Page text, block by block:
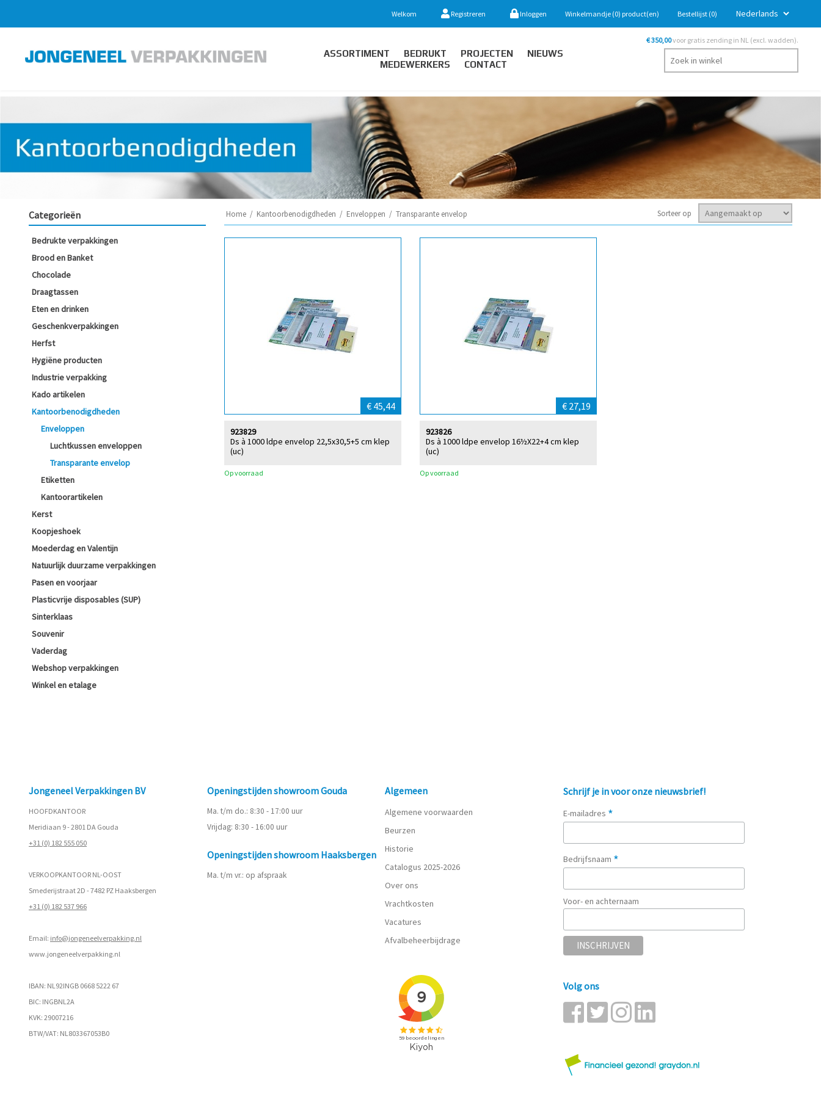
Welkom Registreren Inloggen Winkelmandje (0) product(en) Bestellijst (0)
ASSORTIMENT BEDRUKT PROJECTEN
NIEUWS
MEDEWERKERS
CONTACT
€ 350,00voor gratis zending in NL (excl. wadden).
Categorieën
Bedrukte verpakkingen
Brood en Banket
Chocolade
Draagtassen
Eten en drinken
Geschenkverpakkingen
Herfst
Hygiëne producten
Industrie verpakking
Kado artikelen
Kantoorbenodigdheden
Enveloppen
Luchtkussen enveloppen
Transparante envelop
Etiketten
Kantoorartikelen
Kerst
Koopjeshoek
Moederdag en Valentijn
Natuurlijk duurzame verpakkingen
Pasen en voorjaar
Plasticvrije disposables (SUP)
Sinterklaas
Souvenir
Vaderdag
Webshop verpakkingen
Winkel en etalage
Home / Kantoorbenodigdheden / Enveloppen / Transparante envelop Sorteer op
€ 45,44
Ds à 1000 ldpe envelop 22,5x30,5+5 cm klep
(uc)
923829
Op voorraad
€ 27,19
Ds à 1000 ldpe envelop 16½X22+4 cm klep
(uc)
923826
Op voorraad
Jongeneel Verpakkingen BV
HOOFDKANTOOR
Meridiaan 9 - 2801 DA Gouda
+31 (0) 182 555 050
VERKOOPKANTOOR NL-OOST
Smederijstraat 2D - 7482 PZ Haaksbergen
+31 (0) 182 537 966
Email: info@jongeneelverpakking.nl
www.jongeneelverpakking.nl
IBAN: NL92INGB 0668 5222 67
BIC: INGBNL2A
KVK: 29007216
BTW/VAT: NL803367053B0
Openingstijden showroom Gouda
Ma. t/m do.: 8:30 - 17:00 uur
Vrijdag: 8:30 - 16:00 uur
Openingstijden showroom Haaksbergen
Ma. t/m vr.: op afspraak
Algemeen
Algemene voorwaarden
Beurzen
Historie
Catalogus 2025-2026
Over ons
Vrachtkosten
Vacatures
Afvalbeheerbijdrage
Schrijf je in voor onze nieuwsbrief!
E-mailadres *
Bedrijfsnaam *
Voor- en achternaam
Volg ons